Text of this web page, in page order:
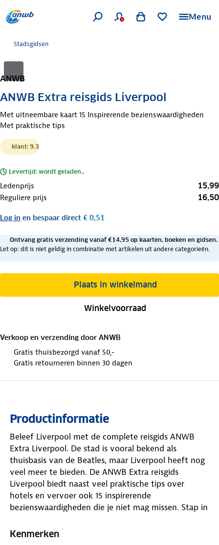
Menu
Stadsgidsen
ANWB
ANWB Extra reisgids Liverpool
Met uitneembare kaart 15 Inspirerende bezienswaardigheden
Met praktische tips
klant: 9.3
Levertijd: wordt geladen..
Ledenprijs 15,99
Reguliere prijs 16,50
Log in en bespaar direct € 0,51
Ontvang gratis verzending vanaf €14,95 op kaarten, boeken en gidsen.
Let op: dit is niet geldig in combinatie met artikelen uit andere categorieën.
Plaats in winkelmand
Winkelvoorraad
Verkoop en verzending door ANWB
Gratis thuisbezorgd vanaf 50,-
Gratis retourneren binnen 30 dagen
Productinformatie
Beleef Liverpool met de complete reisgids ANWB
Extra Liverpool. De stad is vooral bekend als
thuisbasis van de Beatles, maar Liverpool heeft nog
veel meer te bieden. De ANWB Extra reisgids
Liverpool biedt naast veel praktische tips over
hotels en vervoer ook 15 inspirerende
bezienswaardigheden die je niet mag missen. Stap in
rivier de Mersey, shop je portemonnee leeg in
Kenmerken